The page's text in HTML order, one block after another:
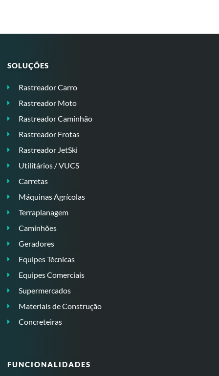
SOLUÇÕES
Rastreador Carro
Rastreador Moto
Rastreador Caminhão
Rastreador Frotas
Rastreador JetSki
Utilitários / VUCS
Carretas
Máquinas Agrícolas
Terraplanagem
Caminhões
Geradores
Equipes Técnicas
Equipes Comerciais
Supermercados
Materiais de Construção
Concreteiras
FUNCIONALIDADES